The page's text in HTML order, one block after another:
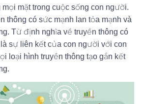
mặt trong cuộc sống con người.
thông có sức mạnh lan tỏa mạnh và
Từ định nghĩa về truyền thông có
sự liên kết của con người với con
loại hình truyền thông tạo gắn kết